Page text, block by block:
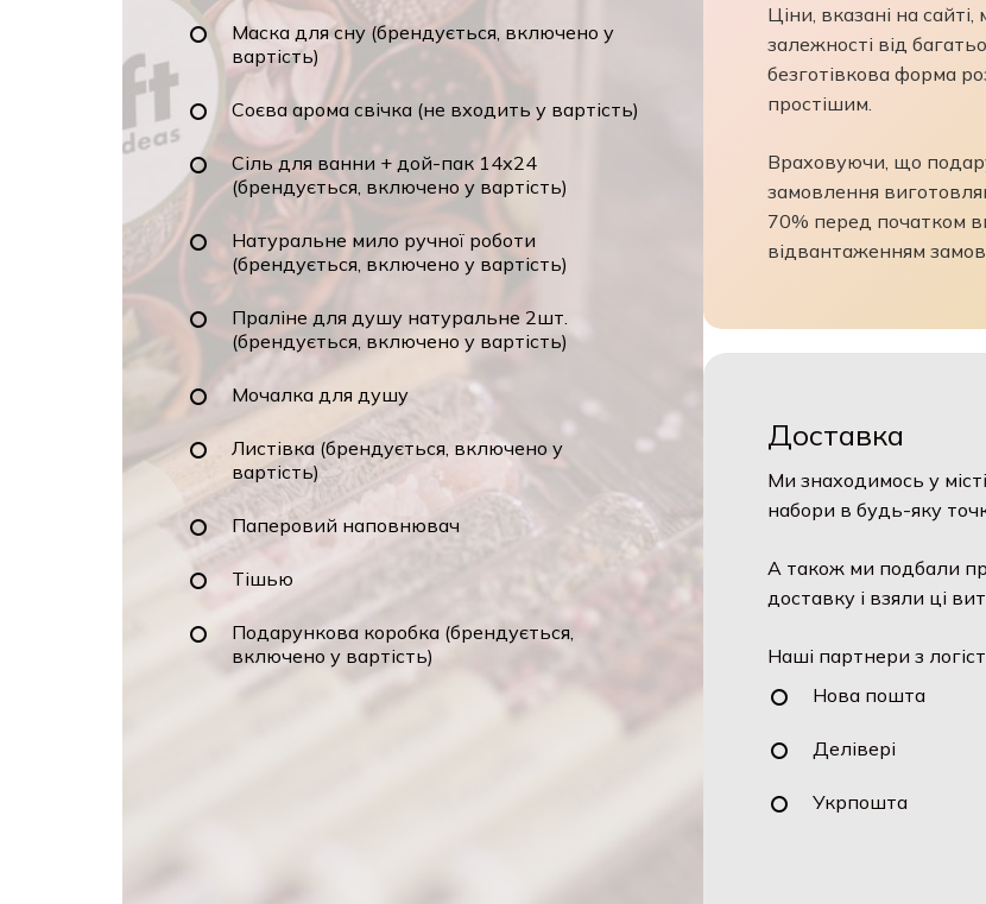
Маска для сну (брендується, включено у
вартість)
Соєва арома свічка (не входить у вартість)
Сіль для ванни + дой-пак 14х24
(брендується, включено у вартість)
Натуральне мило ручної роботи
(брендується, включено у вартість)
Праліне для душу натуральне 2шт.
(брендується, включено у вартість)
Мочалка для душу
Листівка (брендується, включено у
вартість)
Паперовий наповнювач
Тішью
Подарункова коробка (брендується,
включено у вартість)
Ціни, вказані на
залежності від
безготівкова форма
простішим.
Враховуючи, що
замовлення
70% перед початком
відвантаженням
Доставка
Ми знаходимось у
набори в будь-яку
А також ми подбали
доставку і взяли ці
Наші партнери з
Нова пошта
Делівері
Укрпошта